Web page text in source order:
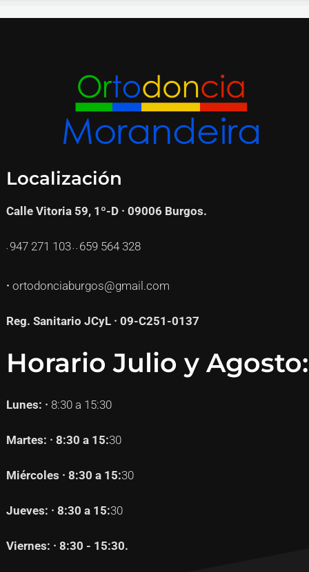
Localización
Calle Vitoria 59, 1º-D · 09006 Burgos.
· 947 271 103 · · 659 564 328
· ortodonciaburgos@gmail.com
Reg. Sanitario JCyL · 09-C251-0137
Horario Julio y Agosto:
Lunes: · 8:30 a 15:30
Martes: · 8:30 a 15:30
Miércoles · 8:30 a 15:30
Jueves: · 8:30 a 15:30
Viernes: · 8:30 - 15:30.